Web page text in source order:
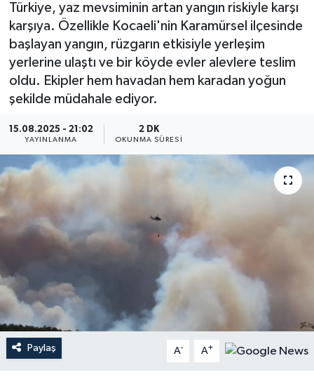
Türkiye, yaz mevsiminin artan yangın riskiyle karşı
karşıya. Özellikle Kocaeli'nin Karamürsel ilçesinde
başlayan yangın, rüzgarın etkisiyle yerleşim
yerlerine ulaştı ve bir köyde evler alevlere teslim
oldu. Ekipler hem havadan hem karadan yoğun
şekilde müdahale ediyor.
15.08.2025 - 21:02
YAYINLANMA
2 DK
OKUNMA SÜRESI
Paylaş A- A+
EĞİTİM
KÜLTÜR SANAT
MAGAZİN
YEREL
Haber Arşivi